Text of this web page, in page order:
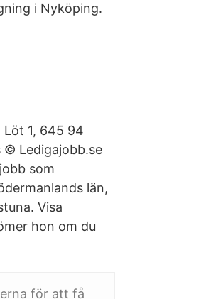
i Nyköping.
Löt 1, 645 94
© Ledigajobb.se
som
län,
Visa
hon om du
för att få